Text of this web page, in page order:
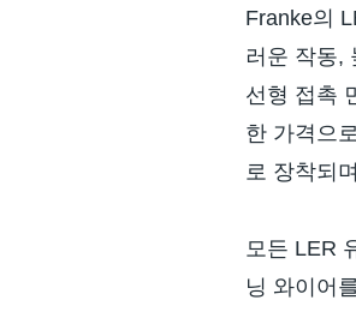
Franke의
러운 작동,
선형 접촉
한 가격으
로 장착되
모든 LER
닝 와이어